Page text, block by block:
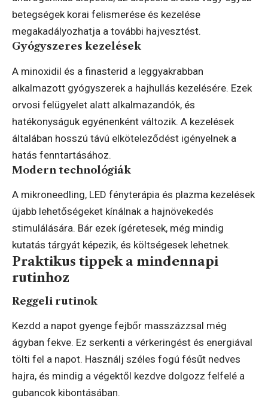
betegségek korai felismerése és kezelése
megakadályozhatja a további hajvesztést.
Gyógyszeres kezelések
A minoxidil és a finasterid a leggyakrabban
alkalmazott gyógyszerek a hajhullás kezelésére. Ezek
orvosi felügyelet alatt alkalmazandók, és
hatékonyságuk egyénenként változik. A kezelések
általában hosszú távú elköteleződést igényelnek a
hatás fenntartásához.
Modern technológiák
A mikroneedling, LED fényterápia és plazma kezelések
újabb lehetőségeket kínálnak a hajnövekedés
stimulálására. Bár ezek ígéretesek, még mindig
kutatás tárgyát képezik, és költségesek lehetnek.
Praktikus tippek a mindennapi
rutinhoz
Reggeli rutinok
Kezdd a napot gyenge fejbőr masszázzsal még
ágyban fekve. Ez serkenti a vérkeringést és energiával
tölti fel a napot. Használj széles fogú fésűt nedves
hajra, és mindig a végektől kezdve dolgozz felfelé a
gubancok kibontásában.